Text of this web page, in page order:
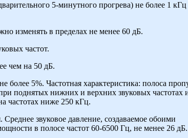
5-минутного прогрева) не более 1
изменять в пределах не менее 60 дБ.
частот.
чем на 50 дБ.
5%. Частотная характеристика: полоса
поднятых нижних и верхних звуковых частотах
частотах ниже 250 кГц.
звуковое давление, создаваемое обоими
в полосе частот 60-6500 Гц, не менее 26 дБ.